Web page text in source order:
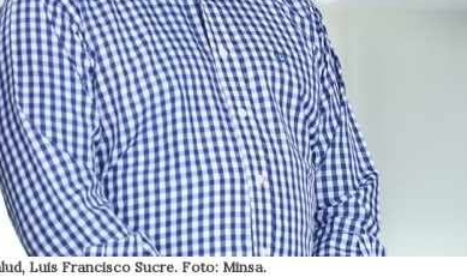
Luis Francisco Sucre. Foto: Minsa.